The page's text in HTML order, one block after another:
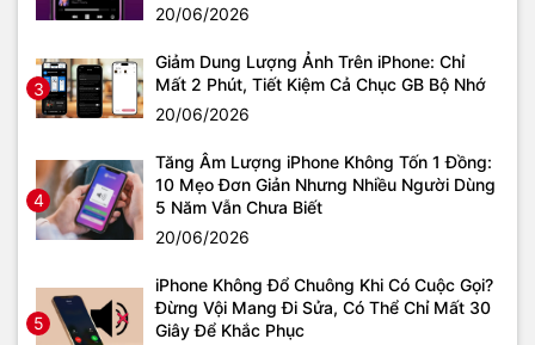
20/06/2026
3
Giảm Dung Lượng Ảnh Trên iPhone: Chỉ
Mất 2 Phút, Tiết Kiệm Cả Chục GB Bộ Nhớ
20/06/2026
4
Tăng Âm Lượng iPhone Không Tốn 1 Đồng:
10 Mẹo Đơn Giản Nhưng Nhiều Người Dùng
5 Năm Vẫn Chưa Biết
20/06/2026
5
iPhone Không Đổ Chuông Khi Có Cuộc Gọi?
Đừng Vội Mang Đi Sửa, Có Thể Chỉ Mất 30
Giây Để Khắc Phục